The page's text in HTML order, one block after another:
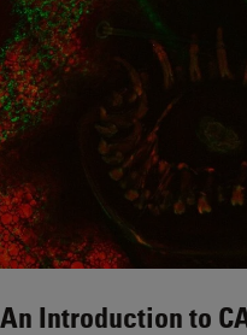
An Introduction to